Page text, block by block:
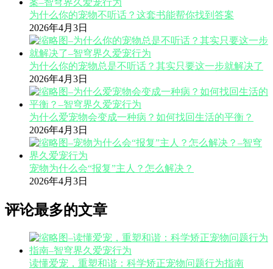
为什么你的宠物不听话？这套书能帮你找到答案
2026年4月3日
为什么你的宠物总是不听话？其实只要这一步就解决了
2026年4月3日
为什么爱宠物会变成一种病？如何找回生活的平衡？
2026年4月3日
宠物为什么会“报复”主人？怎么解决？
2026年4月3日
评论最多的文章
读懂爱宠，重塑和谐：科学矫正宠物问题行为指南